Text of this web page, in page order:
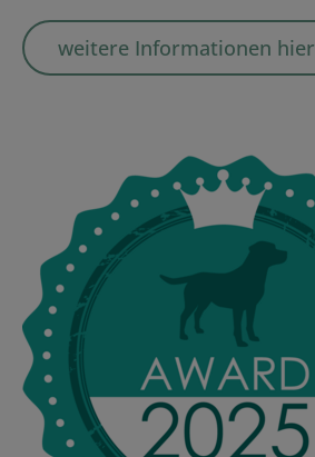
weitere Informationen hier